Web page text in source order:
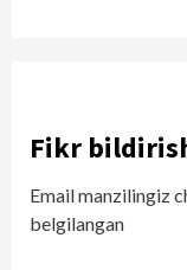
Fikr
Email manzilingiz
belgilangan